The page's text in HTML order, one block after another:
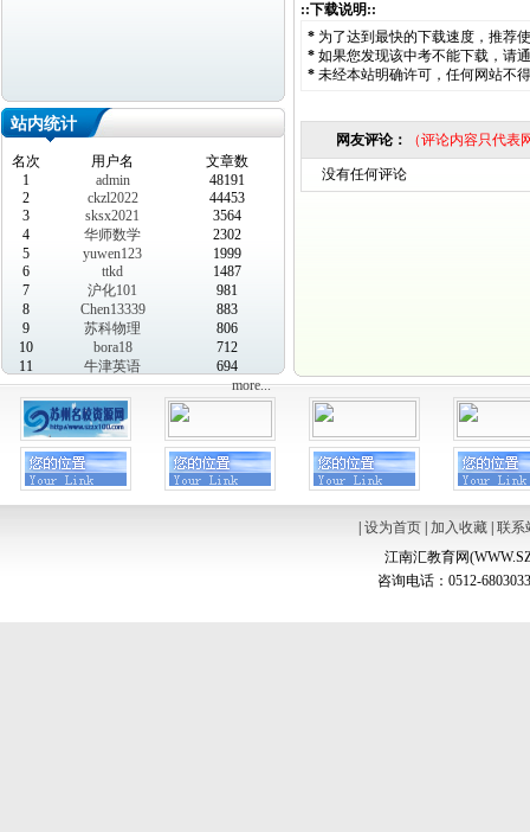
站内统计
名次 用户名
文章数
1
admin
48191
2
ckzl2022
44453
3
sksx2021
3564
4
华师数学
2302
5
yuwen123
1999
6
ttkd
1487
7
沪化101
981
8
Chen13339
883
9
苏科物理
806
10
bora18
712
11
牛津英语
694
more...
::下载说明::
* 为了达到最快的下载速度，推荐
* 如果您发现该中考不能下载，请
* 未经本站明确许可，任何网站不
网友评论： （评论内容只代
没有任何评论
设为首页| 加入收藏| 联系
江南汇教育网
咨询电话：0512-